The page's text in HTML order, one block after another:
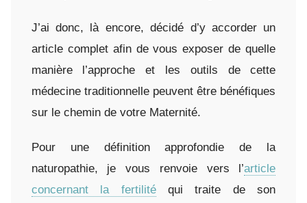
J’ai donc, là encore, décidé d’y accorder un
article complet afin de vous exposer de quelle
manière l’approche et les outils de cette
médecine traditionnelle peuvent être bénéfiques
sur le chemin de votre Maternité.
Pour une définition approfondie de la
naturopathie, je vous renvoie vers l’article
concernant la fertilitéqui traite de son